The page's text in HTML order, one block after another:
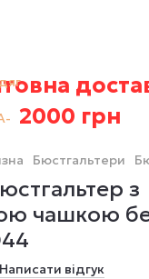
2000 грн
Бюстгальтери
з
чашкою
Написати відгук